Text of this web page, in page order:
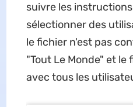
suivre les
sélectionner des
le fichier n'est pas
"Tout Le Monde" et
avec tous les